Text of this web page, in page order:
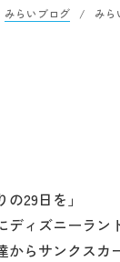
みらいブログ みら
の29日を」
ディズニーラン
からサンクスカ